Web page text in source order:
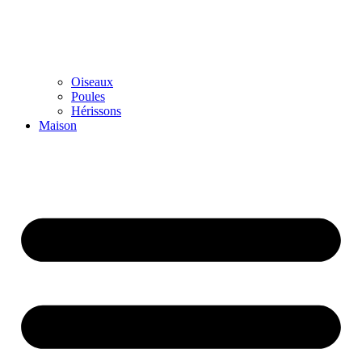
Oiseaux
Poules
Hérissons
Maison